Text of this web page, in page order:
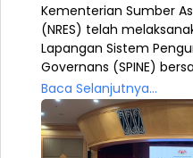
Kementerian Sumber
(NRES) telah
Lapangan Sistem
Governans (SPINE)
Baca Selanjutnya...